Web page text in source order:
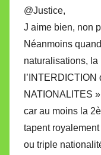
@Justice,
J aime bien, non
Néanmoins
naturalisations, la
NATIONALITES
car au moins la
tapent
ou triple